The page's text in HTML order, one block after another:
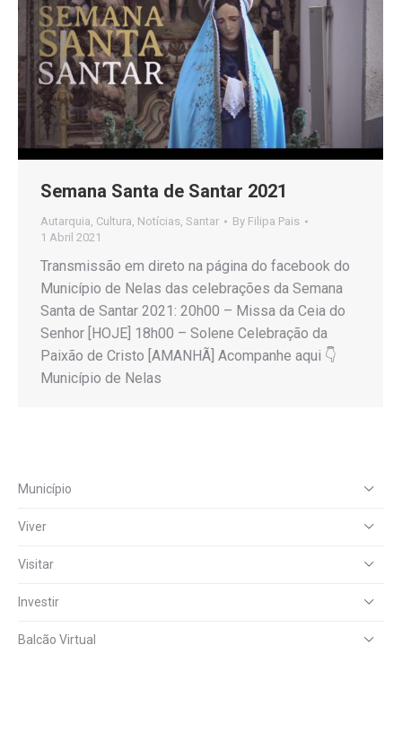
Semana Santa de Santar 2021
Autarquia, Cultura, Notícias, Santar By Filipa Pais
1 Abril 2021
Transmissão em direto na página do facebook do
Município de Nelas das celebrações da Semana
Santa de Santar 2021: 20h00 – Missa da Ceia do
Senhor [HOJE] 18h00 – Solene Celebração da
Paixão de Cristo [AMANHÃ] Acompanhe aqui 👇
Município de Nelas
Município
Viver
Visitar
Investir
Balcão Virtual